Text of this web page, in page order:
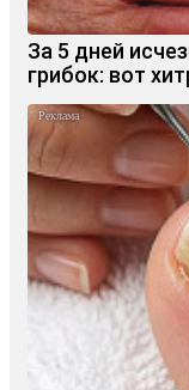
За 5 дней
грибок: вот